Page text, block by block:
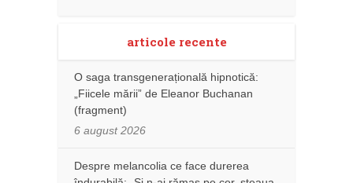
articole recente
O saga transgenerațională hipnotică:
„Fiicele mării” de Eleanor Buchanan
(fragment)
6 august 2026
Despre melancolia ce face durerea